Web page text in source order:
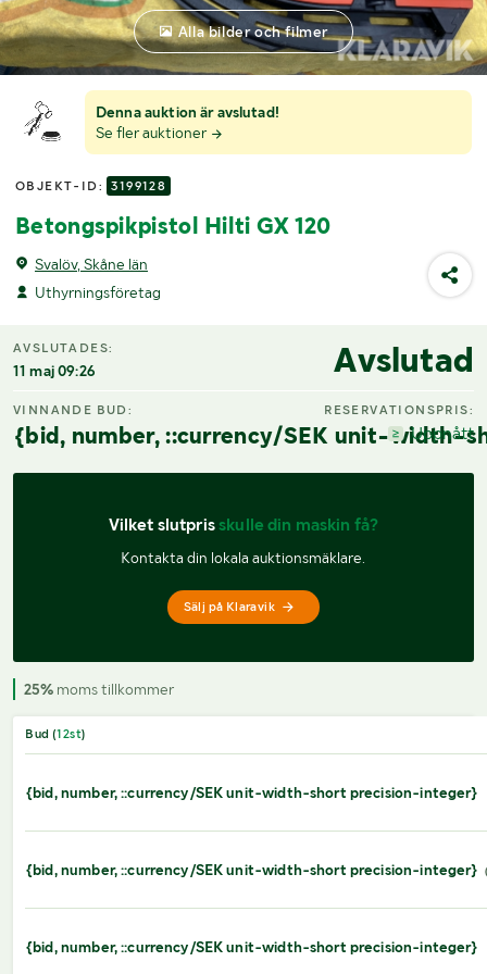
Denna auktion är avslutad!
Se fler auktioner
OBJEKT-ID: 3199128
Betongspikpistol Hilti GX 120
Svalöv, Skåne län
Uthyrningsföretag
Alla bilder och filmer
AVSLUTADES:
11 maj 09:26 Avslutad
VINNANDE BUD:
{bid, number, ::currency/SEK unit-width-
RESERVATIONSPRIS:
Uppnått
Vilket slutpris skulle din maskin få?
Kontakta din lokala auktionsmäklare.
Sälj på Klaravik
25% moms tillkommer
Bud (12st)
{bid, number, ::currency/SEK unit-width-short precision-integer}
{bid, number, ::currency/SEK unit-width-short precision-integer}
{bid, number, ::currency/SEK unit-width-short precision-integer}